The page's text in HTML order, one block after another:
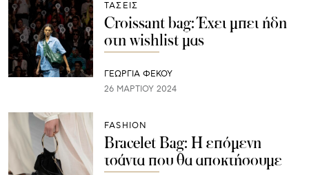
ΤΑΣΕΙΣ
Croissant bag: Έχει μπει ήδη
στη wishlist μας
ΓΕΩΡΓΙΑ ΦΕΚΟΥ
26 ΜΑΡΤΊΟΥ 2024
FASHION
Bracelet Bag: Η επόμενη
τσάντα που θα αποκτήσουμε